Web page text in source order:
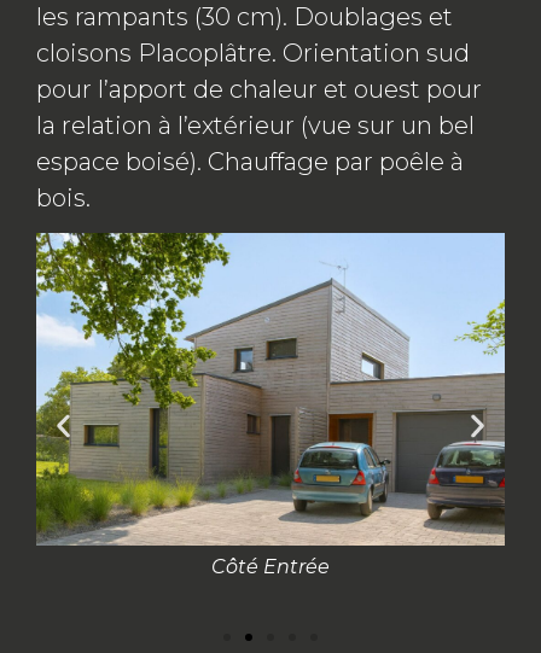
les rampants (30 cm). Doublages et
cloisons Placoplâtre. Orientation sud
pour l’apport de chaleur et ouest pour
la relation à l’extérieur (vue sur un bel
espace boisé). Chauffage par poêle à
bois.
Côté Entrée